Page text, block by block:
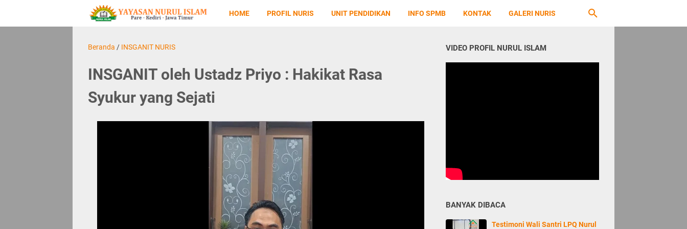
HOME PROFIL NURIS UNIT PENDIDIKAN INFO SPMB KONTAK GALERI NURIS
Beranda / INSGANIT NURIS
INSGANIT oleh Ustadz Priyo : Hakikat Rasa
Syukur yang Sejati
VIDEO PROFIL NURUL ISLAM
BANYAK DIBACA
Testimoni Wali Santri LPQ Nurul